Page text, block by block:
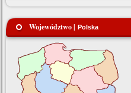
Województwo | Polska